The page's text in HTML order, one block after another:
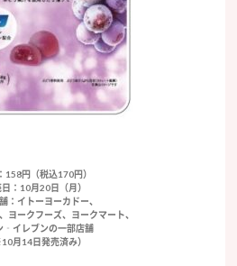
158円（税込170円）
日：10月20日（月）
：イトーヨーカドー、
ヨークフーズ、ヨークマート、
‐イレブンの一部店舗
月14日発売済み）